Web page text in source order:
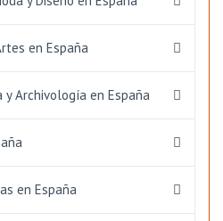
en España
Archivología en España
en España